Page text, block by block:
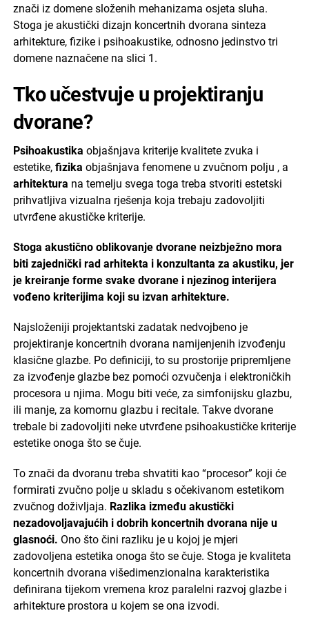
znači iz domene složenih mehanizama osjeta sluha.
Stoga je akustički dizajn koncertnih dvorana sinteza
arhitekture, fizike i psihoakustike, odnosno jedinstvo tri
domene naznačene na slici 1.
Tko učestvuje u projektiranju
dvorane?
Psihoakustika objašnjava kriterije kvalitete zvuka i
estetike, fizika objašnjava fenomene u zvučnom polju , a
arhitektura na temelju svega toga treba stvoriti estetski
prihvatljiva vizualna rješenja koja trebaju zadovoljiti
utvrđene akustičke kriterije.
Stoga akustično oblikovanje dvorane neizbježno mora
biti zajednički rad arhitekta i konzultanta za akustiku, jer
je kreiranje forme svake dvorane i njezinog interijera
vođeno kriterijima koji su izvan arhitekture.
Najsloženiji projektantski zadatak nedvojbeno je
projektiranje koncertnih dvorana namijenjenih izvođenju
klasične glazbe. Po definiciji, to su prostorije pripremljene
za izvođenje glazbe bez pomoći ozvučenja i elektroničkih
procesora u njima. Mogu biti veće, za simfonijsku glazbu,
ili manje, za komornu glazbu i recitale. Takve dvorane
trebale bi zadovoljiti neke utvrđene psihoakustičke kriterije
estetike onoga što se čuje.
To znači da dvoranu treba shvatiti kao “procesor” koji će
formirati zvučno polje u skladu s očekivanom estetikom
zvučnog doživljaja. Razlika između akustički
nezadovoljavajućih i dobrih koncertnih dvorana nije u
glasnoći. Ono što čini razliku je u kojoj je mjeri
zadovoljena estetika onoga što se čuje. Stoga je kvaliteta
koncertnih dvorana višedimenzionalna karakteristika
definirana tijekom vremena kroz paralelni razvoj glazbe i
arhitekture prostora u kojem se ona izvodi.